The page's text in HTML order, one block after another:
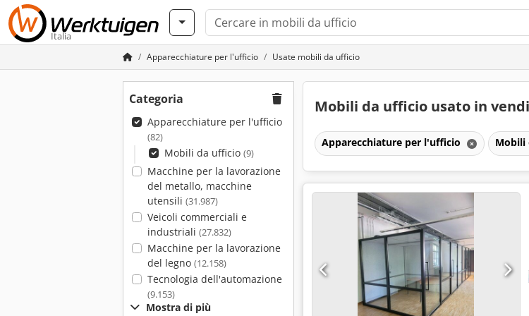
Italia
Apparecchiature per l'ufficio Usate mobili da ufficio
Categoria
Apparecchiature per l'ufficio
(82)
Mobili da ufficio (9)
Macchine per la lavorazione
del metallo, macchine
utensili (31.987)
Veicoli commerciali e
industriali (27.832)
Macchine per la lavorazione
del legno (12.158)
Tecnologia dell'automazione
(9.153)
Mostra di più
Mobili da ufficio usato in
Apparecchiature per l'ufficio Mobili